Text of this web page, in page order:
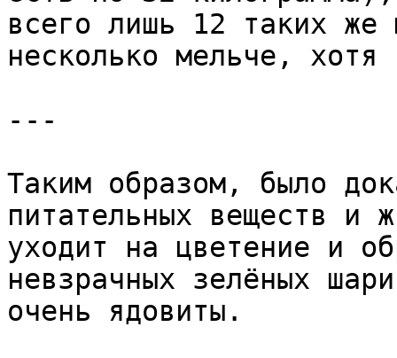
всего лишь 12 таких
несколько мельче, хотя
---
Таким образом, было
питательных веществ и
уходит на цветение и
невзрачных зелёных
очень ядовиты.